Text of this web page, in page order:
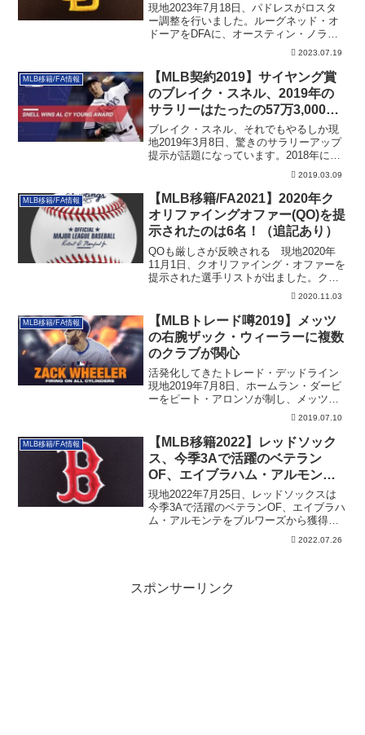
現地2023年7月18日、パドレスがロスタ
ー調整を行いました。ルーグネッド・オ
ドーアをDFAに、オースティン・ノラを
3Aに降格です。その詳細を記載していま
2023.07.19
MLB移籍/FA情報
【MLB契約2019】サイヤング賞
のブレイク・スネル、2019年の
サラリーはたったの57万3,000ド
ル！
ブレイク・スネル、それでもやるしか現
地2019年3月8日、驚きのサラリーアップ
提示が話題になっています。2018年に
2019.03.09
MLB移籍/FA情報
【MLB移籍/FA2021】2020年ク
オリファイングオファー(QO)を提
示されたのは6名！（追記あり）
QOも厳しさが反映される 現地2020年
11月1日、クオリファイング・オファーを
提示された選手リストが出ました。クオ
2020.11.03
MLB移籍/FA情報
【MLBトレード噂2019】メッツ
の右腕ザック・ウィーラーに複数
のクラブが関心
活発化してきたトレード・デッドライン
現地2019年7月8日、ホームラン・ダービ
ーをピート・アロンソが制し、メッツの
2019.07.10
MLB移籍/FA情報
【MLB移籍2022】レッドソック
ス、今季3Aで活躍のベテラン
OF、エイブラハム・アルモンテ
を獲得
現地2022年7月25日、レッドソックスは
今季3Aで活躍のベテランOF、エイブラハ
ム・アルモンテをブルワーズから獲得。
アルモンテはどんな選手かも記載してい
2022.07.26
スポンサーリンク